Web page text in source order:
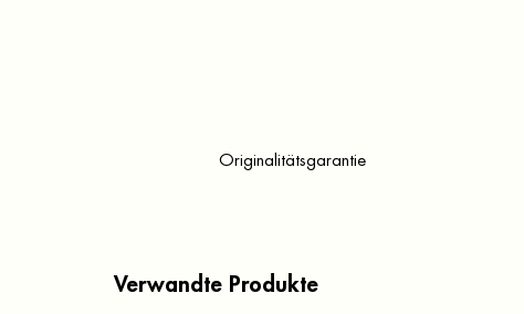
Originalitätsgarantie
Verwandte Produkte